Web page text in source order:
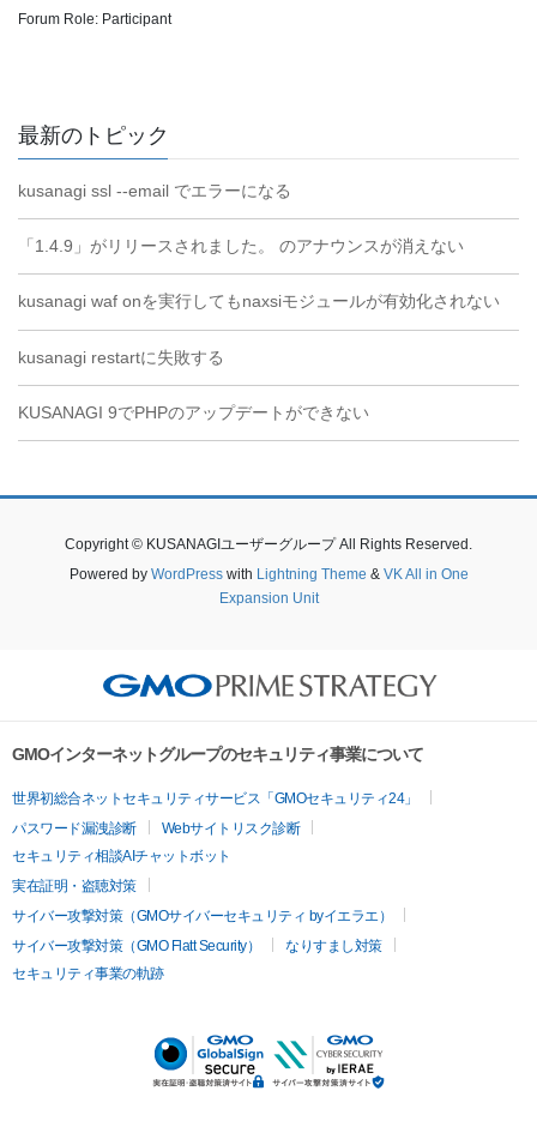
Forum Role: Participant
最新のトピック
kusanagi ssl --email でエラーになる
「1.4.9」がリリースされました。 のアナウンスが消えない
kusanagi waf onを実行してもnaxsiモジュールが有効化されない
kusanagi restartに失敗する
KUSANAGI 9でPHPのアップデートができない
Copyright © KUSANAGIユーザーグループ All Rights Reserved.
Powered by WordPresswith Lightning Theme & VK All in One
Expansion Unit
GMOインターネットグループのセキュリティ事業について
世界初総合ネットセキュリティサービス「GMOセキュリティ24」
パスワード漏洩診断
Webサイトリスク診断
セキュリティ相談AIチャットボット
実在証明・盗聴対策
サイバー攻撃対策（GMOサイバーセキュリティ byイエラエ）
サイバー攻撃対策（GMO Flatt Security）
なりすまし対策
セキュリティ事業の軌跡